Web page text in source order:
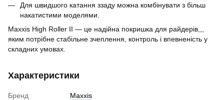
Для швидшого катання ззаду можна комбінувати з більш
накатистими моделями.
Maxxis High Roller II — це надійна покришка для райдерів,,,
яким потрібне стабільне зчеплення, контроль і впевненість у
складних умовах.
Характеристики
Бренд
Maxxis